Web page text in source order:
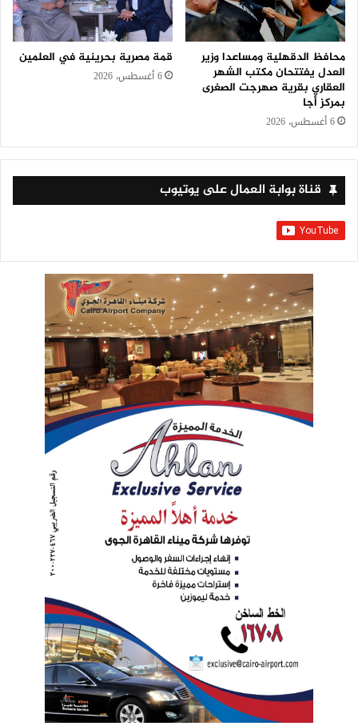
محافظ الدقهلية ومساعدا وزير
العدل يفتتحان مكتب الشهر
العقاري بقرية صهرجت الصغرى
بمركز أجا
6 أغسطس، 2026
قمة مصرية بحرينية في العلمين
6 أغسطس، 2026
قناة بوابة العمال على يوتيوب